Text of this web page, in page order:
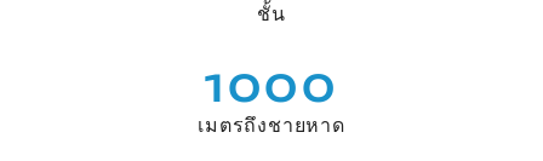
ชั้น
1000
เมตรถึงชายหาด